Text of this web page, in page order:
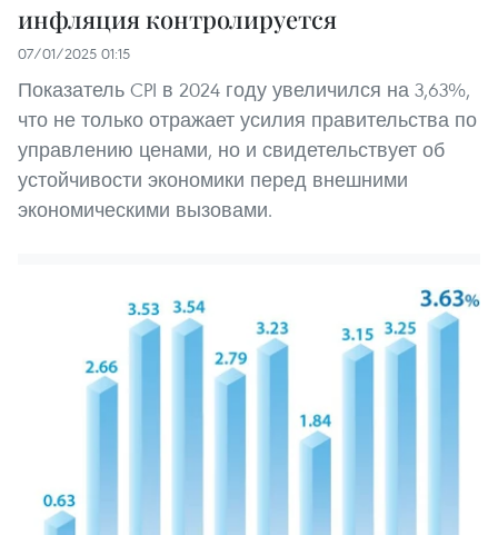
инфляция контролируется
07/01/2025 01:15
Показатель CPI в 2024 году увеличился на 3,63%,
что не только отражает усилия правительства по
управлению ценами, но и свидетельствует об
устойчивости экономики перед внешними
экономическими вызовами.